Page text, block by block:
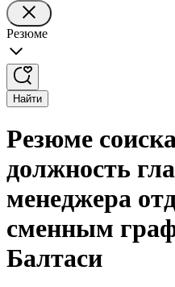
Резюме
Найти
Резюме
должность
менеджера
сменным
Балтаси